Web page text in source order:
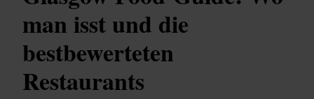
man isst und die
bestbewerteten
Restaurants